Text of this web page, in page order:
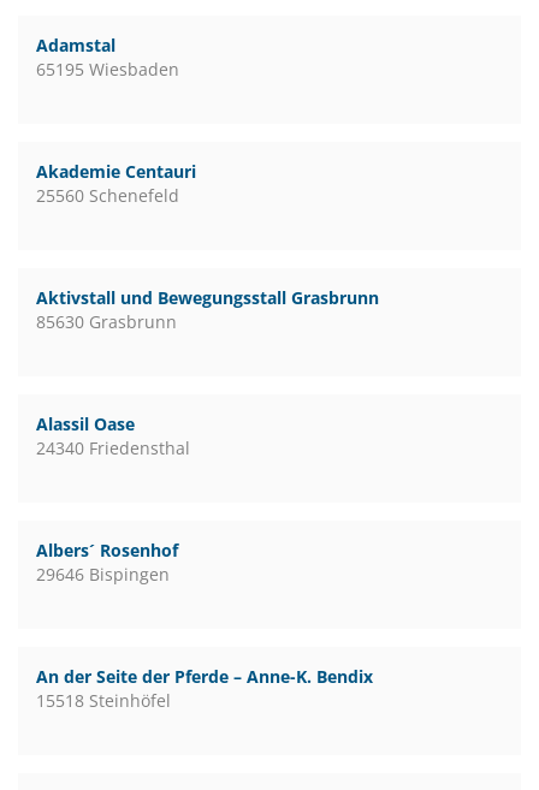
Adamstal
65195 Wiesbaden
Akademie Centauri
25560 Schenefeld
Aktivstall und Bewegungsstall Grasbrunn
85630 Grasbrunn
Alassil Oase
24340 Friedensthal
Albers´ Rosenhof
29646 Bispingen
An der Seite der Pferde – Anne-K. Bendix
15518 Steinhöfel